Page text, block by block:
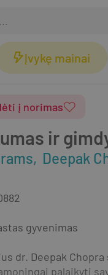
Įvykę mainai
ir
Deepak
į norimas
gyvenimas
dr. Deepak
palaikyti